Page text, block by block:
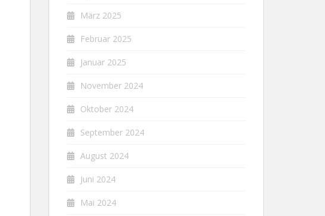
März 2025
Februar 2025
Januar 2025
November 2024
Oktober 2024
September 2024
August 2024
Juni 2024
Mai 2024